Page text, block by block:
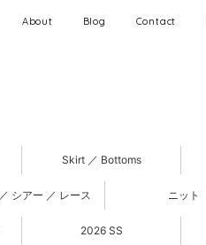
About Blog Contact
Skirt ／ Bottoms
シアー ／ レース ニット
2026 SS